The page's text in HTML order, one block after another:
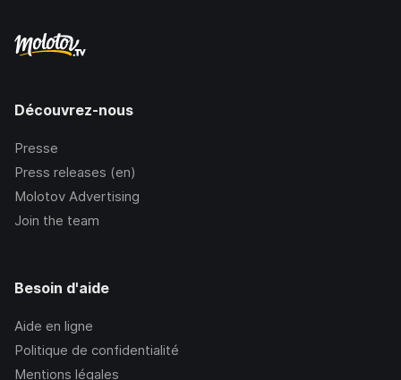
Découvrez-nous
Presse
Press releases (en)
Molotov Advertising
Join the team
Besoin d'aide
Aide en ligne
Politique de confidentialité
Mentions légales